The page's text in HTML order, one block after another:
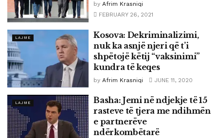
by Afrim Krasniqi
FEBRUARY 26, 2021
LAJME
Kosova: Dekriminalizimi,
nuk ka asnjë njeri që t’i
shpëtojë këtij “vaksinimi”
kundra të keqes
by Afrim Krasniqi JUNE 11, 2020
LAJME
Basha: Jemi në ndjekje të 15
rasteve të tjera me ndihmën
e partnerëve
ndërkombëtarë